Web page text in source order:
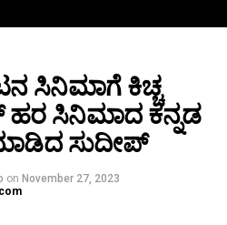
ಸಿನಿಮಾಗೆ ಕಿಚ್ಚ
ಸಿನಿಮಾದ ಕನ್ನಡ
ಸುದೀಪ್
on November 27, 2023